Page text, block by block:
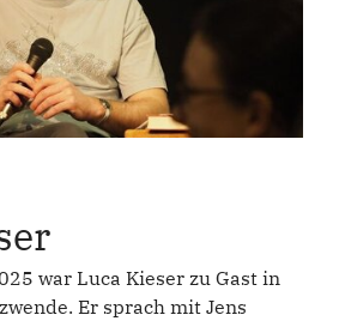
war Luca Kieser zu Gast in
Er sprach mit Jens